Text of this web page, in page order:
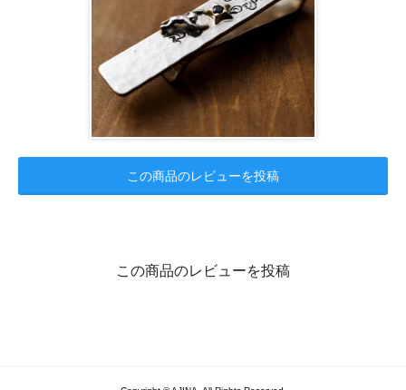
この商品のレビューを投稿
この商品のレビューを投稿